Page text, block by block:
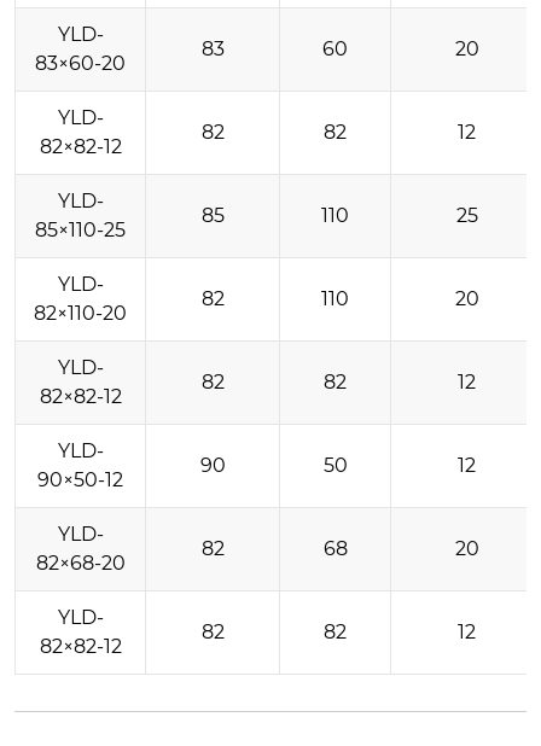
YLD-
83×60-20
83 60 20
YLD-
82×82-12
82 82 12
YLD-
85×110-25
85 110 25
YLD-
82×110-20
82 110 20
YLD-
82×82-12
82 82 12
YLD-
90×50-12
90 50 12
YLD-
82×68-20
82 68 20
YLD-
82×82-12
82 82 12